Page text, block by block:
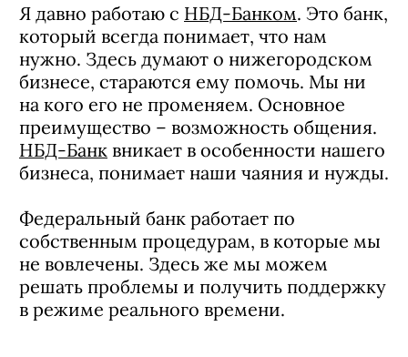
Я давно работаю с НБД-Банком. Это банк,
который всегда понимает, что нам
нужно. Здесь думают о нижегородском
бизнесе, стараются ему помочь. Мы ни
на кого его не променяем. Основное
преимущество – возможность общения.
НБД-Банк вникает в особенности нашего
бизнеса, понимает наши чаяния и нужды.
Федеральный банк работает по
собственным процедурам, в которые мы
не вовлечены. Здесь же мы можем
решать проблемы и получить поддержку
в режиме реального времени.